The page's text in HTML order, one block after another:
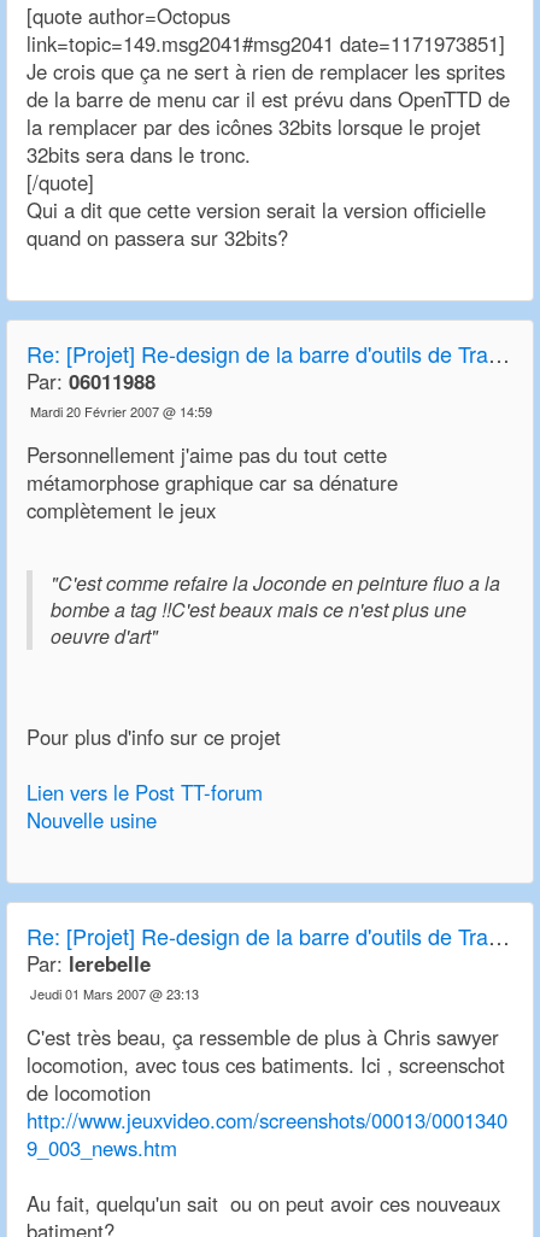
[quote author=Octopus
link=topic=149.msg2041#msg2041 date=1171973851]
Je crois que ça ne sert à rien de remplacer les sprites
de la barre de menu car il est prévu dans OpenTTD de
la remplacer par des icônes 32bits lorsque le projet
32bits sera dans le tronc.
[/quote]
Qui a dit que cette version serait la version officielle
quand on passera sur 32bits?
Re: [Projet] Re-design de la barre d'outils de Transport Tycoon Deluxe et OpenTTD
Par: 06011988
Mardi 20 Février 2007 @ 14:59
Personnellement j'aime pas du tout cette
métamorphose graphique car sa dénature
complètement le jeux
"C'est comme refaire la Joconde en peinture fluo a la
bombe a tag !!C'est beaux mais ce n'est plus une
oeuvre d'art"
Pour plus d'info sur ce projet
Lien vers le Post TT-forum
Nouvelle usine
Re: [Projet] Re-design de la barre d'outils de Transport Tycoon Deluxe et OpenTTD
Par: lerebelle
Jeudi 01 Mars 2007 @ 23:13
C'est très beau, ça ressemble de plus à Chris sawyer
locomotion, avec tous ces batiments. Ici , screenschot
de locomotion
http://www.jeuxvideo.com/screenshots/00013/0001340
9_003_news.htm
Au fait, quelqu'un sait ou on peut avoir ces nouveaux
batiment?